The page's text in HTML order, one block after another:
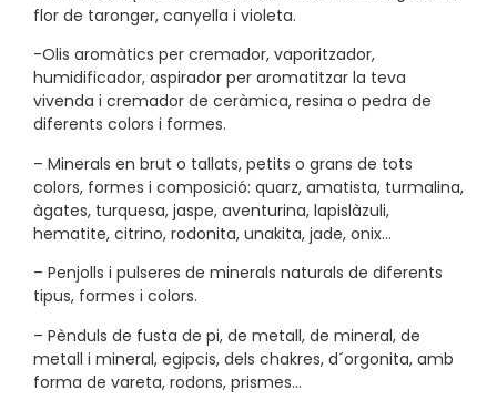
flor de taronger, canyella i violeta.
-Olis aromàtics per cremador, vaporitzador,
humidificador, aspirador per aromatitzar la teva
vivenda i cremador de ceràmica, resina o pedra de
diferents colors i formes.
– Minerals en brut o tallats, petits o grans de tots
colors, formes i composició: quarz, amatista, turmalina,
àgates, turquesa, jaspe, aventurina, lapislàzuli,
hematite, citrino, rodonita, unakita, jade, onix…
– Penjolls i pulseres de minerals naturals de diferents
tipus, formes i colors.
– Pènduls de fusta de pi, de metall, de mineral, de
metall i mineral, egipcis, dels chakres, d´orgonita, amb
forma de vareta, rodons, prismes…